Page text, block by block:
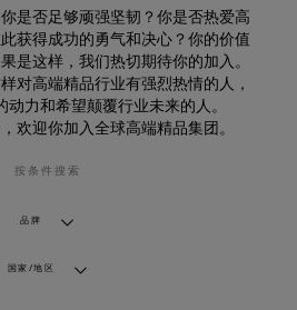
可持续发展
FINANCE
加入我们
是否足够顽强坚韧？你是否热爱高
获得成功的勇气和决心？你的价值
是这样，我们热切期待你的加入。
对高端精品行业有强烈热情的人，
力和希望颠覆行业未来的人。
欢迎你加入全球高端精品集团。
按条件搜索
品牌
国家/地区